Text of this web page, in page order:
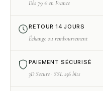
Dès 79 € en France
RETOUR 14 JOURS
Échange ou remboursement
PAIEMENT SÉCURISÉ
3D Secure · SSL 256 bits